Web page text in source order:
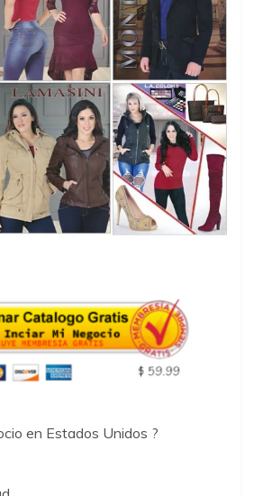
en Estados Unidos ?